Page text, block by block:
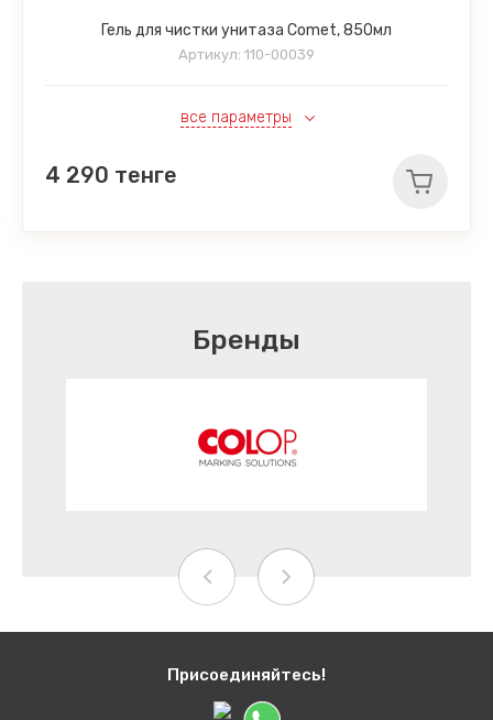
Гель для чистки унитаза Comet, 850мл
Артикул: 110-00039
все параметры
4 290 тенге
Бренды
Присоединяйтесь!